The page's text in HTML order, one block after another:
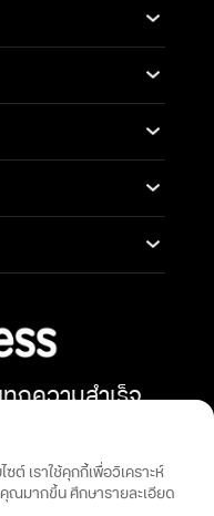
กความสำเร็จ
โซลูชัน
ที่ไม่หยุดยั้ง
& Operation
Service
ต์ เราใช้คุกกี้เพื่อวิเคราะห์
ณมากขึ้น ศึกษารายละเอียด